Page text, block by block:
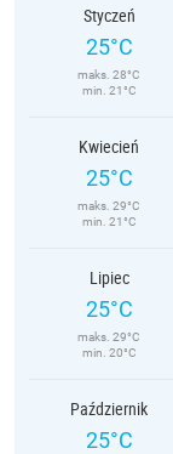
Styczeń
25°C
maks. 28°C
min. 21°C
Kwiecień
25°C
maks. 29°C
min. 21°C
Lipiec
25°C
maks. 29°C
min. 20°C
Październik
25°C